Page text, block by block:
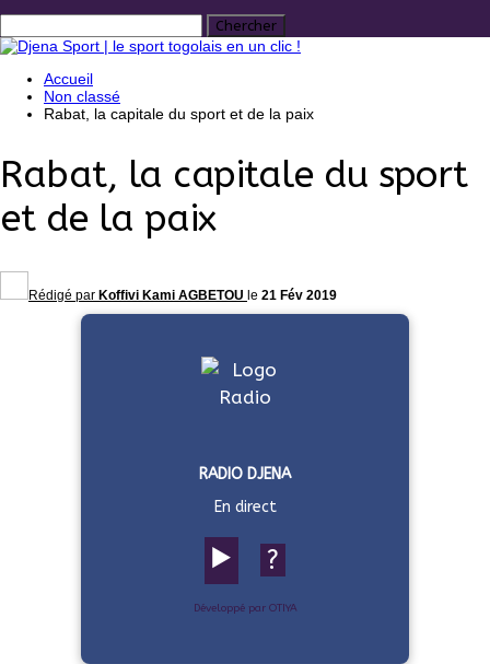
Accueil
Non classé
Rabat, la capitale du sport et de la paix
Rabat, la capitale du sport
et de la paix
Rédigé par Koffivi Kami AGBETOU le 21 Fév 2019
RADIO DJENA
En direct
▶️ ?
Développé par OTIYA